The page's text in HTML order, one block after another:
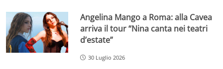
Angelina Mango a Roma: alla Cavea
arriva il tour “Nina canta nei teatri
d’estate”
30 Luglio 2026